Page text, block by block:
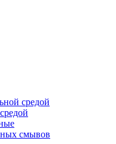
средой
смывов